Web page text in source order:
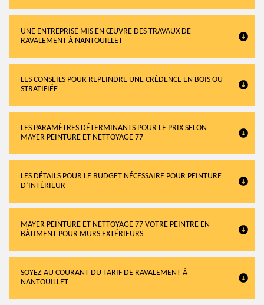
UNE ENTREPRISE MIS EN ŒUVRE DES TRAVAUX DE
RAVALEMENT À NANTOUILLET
LES CONSEILS POUR REPEINDRE UNE CRÉDENCE EN BOIS OU
STRATIFIÉE
LES PARAMÈTRES DÉTERMINANTS POUR LE PRIX SELON
MAYER PEINTURE ET NETTOYAGE 77
LES DÉTAILS POUR LE BUDGET NÉCESSAIRE POUR PEINTURE
D’INTÉRIEUR
MAYER PEINTURE ET NETTOYAGE 77 VOTRE PEINTRE EN
BÂTIMENT POUR MURS EXTÉRIEURS
SOYEZ AU COURANT DU TARIF DE RAVALEMENT À
NANTOUILLET